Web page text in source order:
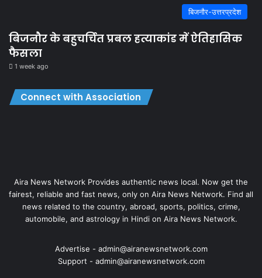
बिजनौर-उत्तरप्रदेश
बिजनौर के बहुचर्चित प्रबल हत्याकांड में ऐतिहासिक
फैसला
1 week ago
Connect with Association
Aira News Network Provides authentic news local. Now get the
fairest, reliable and fast news, only on Aira News Network. Find all
news related to the country, abroad, sports, politics, crime,
automobile, and astrology in Hindi on Aira News Network.
Advertise - admin@airanewsnetwork.com
Support - admin@airanewsnetwork.com